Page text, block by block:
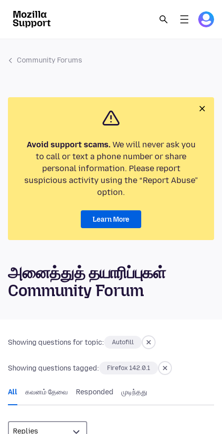
Community Forums
Avoid support scams.We will never ask you
to call or text a phone number or share
personal information. Please report
suspicious activity using the “Report Abuse”
option.
Learn More
அனைத்துத் தயாரிப்புகள்
Community Forum
Showing questions for topic: Autofill
Showing questions tagged: Firefox 142.0.1
All கவனம் தேவை Responded முடிந்தது